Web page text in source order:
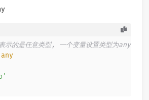
是任意类型, 一个变量设置类型为any后相当
any